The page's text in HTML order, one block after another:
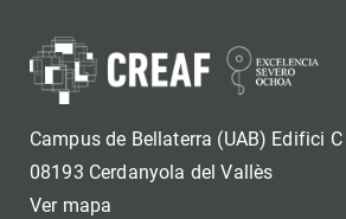
Campus de Bellaterra (UAB) Edifici C
08193 Cerdanyola del Vallès
Ver mapa